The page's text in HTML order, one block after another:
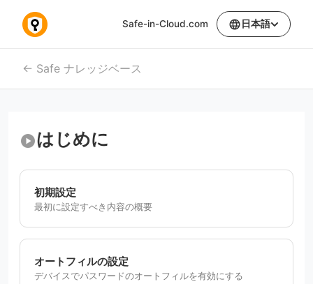
Safe-in-Cloud.com language日本語
Safe ナレッジベース
play_circleはじめに
初期設定
最初に設定すべき内容の概要
オートフィルの設定
デバイスでパスワードのオートフィルを有効にする